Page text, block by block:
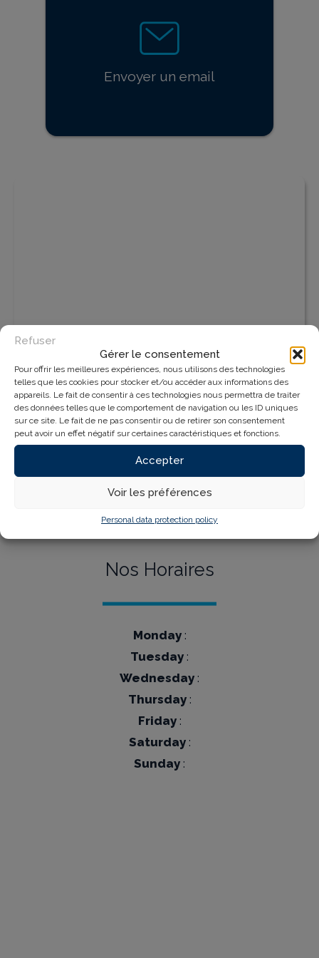
Gérer le consentement
Pour offrir les meilleures expériences, nous utilisons des technologies
telles que les cookies pour stocker et/ou accéder aux informations des
appareils. Le fait de consentir à ces technologies nous permettra de traiter
des données telles que le comportement de navigation ou les ID uniques
sur ce site. Le fait de ne pas consentir ou de retirer son consentement
peut avoir un effet négatif sur certaines caractéristiques et fonctions.
Accepter
Refuser
Voir les préférences
Personal data protection policy
Envoyer un email
RICHE TERRE
Nos Horaires
Monday:
Tuesday :
Wednesday :
Thursday:
Friday:
Saturday:
Sunday :